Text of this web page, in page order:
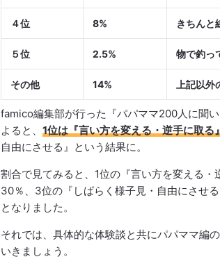
４位 8% きちんと
５位 2.5% 物で釣っ
その他 14% 上記以外
famico編集部が行った『パパママ200人に聞
よると、 1位は『言い方を変える・逆手に取る』
自由にさせる』という結果に。
割合で見てみると、1位の『言い方を変える
30％、3位の『しばらく様子見・自由にさせ
となりました。
それでは、具体的な体験談と共にパパママ編
いきましょう。